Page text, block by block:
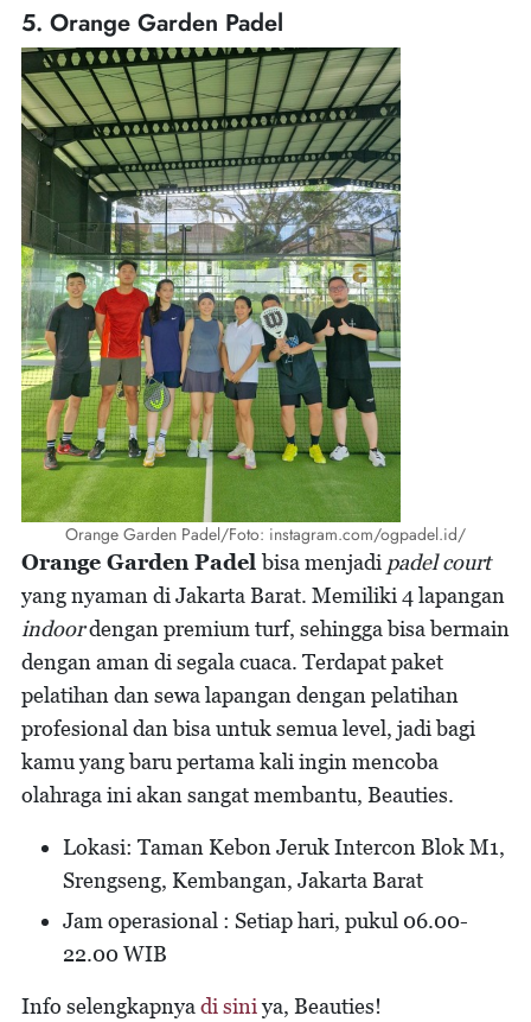
5. Orange Garden Padel
Orange Garden Padel/Foto: instagram.com/ogpadel.id/
Orange Garden Padelbisa menjadi padel court
yang nyaman di Jakarta Barat. Memiliki 4 lapangan
indoordengan premium turf, sehingga bisa bermain
dengan aman di segala cuaca. Terdapat paket
pelatihan dan sewa lapangan dengan pelatihan
profesional dan bisa untuk semua level, jadi bagi
kamu yang baru pertama kali ingin mencoba
olahraga ini akan sangat membantu, Beauties.
Lokasi: Taman Kebon Jeruk Intercon Blok M1,
Srengseng, Kembangan, Jakarta Barat
Jam operasional : Setiap hari, pukul 06.00-
22.00 WIB
Info selengkapnya di siniya, Beauties!